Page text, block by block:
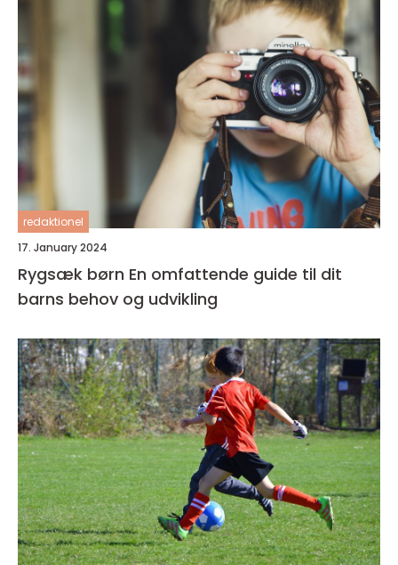
redaktionel
17. January 2024
Rygsæk børn En omfattende guide til dit
barns behov og udvikling